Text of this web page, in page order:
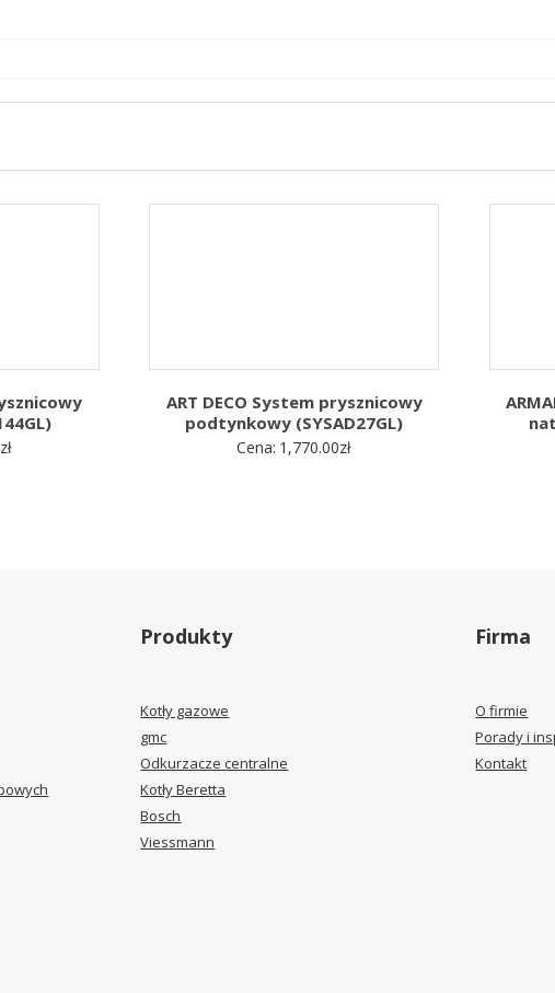
zł
ART DECO System prysznicowy
podtynkowy (SYSAD27GL)
Cena: 1,770.00zł
Produkty
Kotły gazowe
gmc
Odkurzacze centralne
Kotły Beretta
Bosch
Viessmann
Firma
O firmie
Porady i
Kontakt